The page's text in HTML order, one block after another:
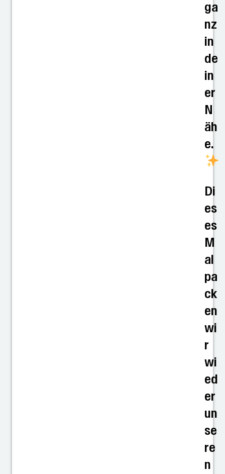
ga
nz
in
de
in
er
N
äh
e.
Di
es
es
M
al
pa
ck
en
wi
r
wi
ed
er
un
se
re
n